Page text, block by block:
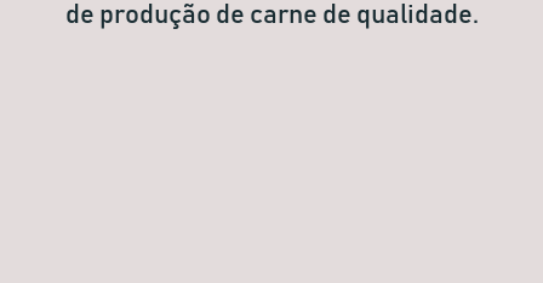
de produção de carne de qualidade.